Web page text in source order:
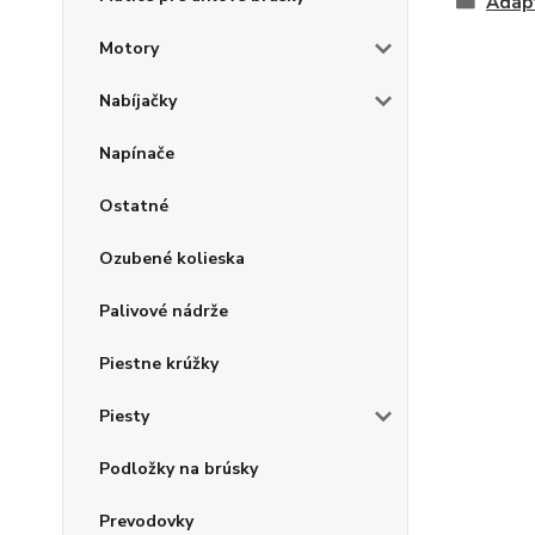
Motory
Nabíjačky
Napínače
Ostatné
Ozubené kolieska
Palivové nádrže
Piestne krúžky
Piesty
Podložky na brúsky
Prevodovky